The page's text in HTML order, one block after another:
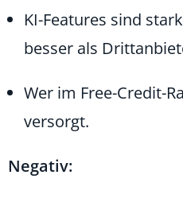
KI-Features sind
besser als
Wer im Free-Credit-
versorgt.
Negativ: